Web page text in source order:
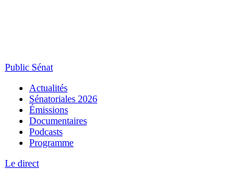
Public Sénat
Actualités
Sénatoriales 2026
Émissions
Documentaires
Podcasts
Programme
Le direct